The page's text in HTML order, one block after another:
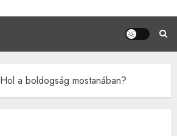
Hol a boldogság mostanában?